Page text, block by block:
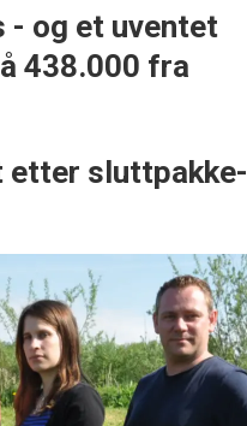
- og et uventet
438.000 fra
etter sluttpakke-